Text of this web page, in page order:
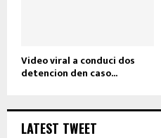
Video viral a conduci dos
detencion den caso...
LATEST TWEET